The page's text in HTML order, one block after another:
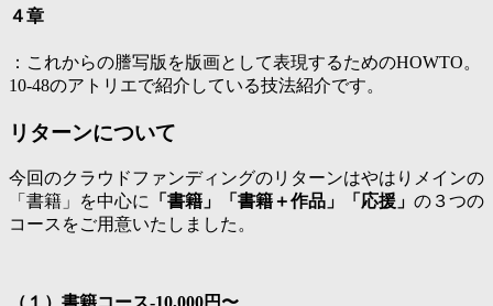
４章
：これからの謄写版を版画として表現するためのHOWTO。
10-48のアトリエで紹介している技法紹介です。
リターンについて
今回のクラウドファンディングのリターンはやはりメインの
「書籍」を中心に
「書籍」「書籍＋作品」「応援」 の３つの
コースをご用意いたしました。